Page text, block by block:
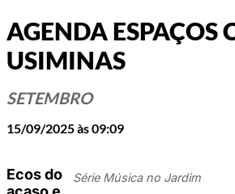
AGENDA ESPAÇOS
USIMINAS
SETEMBRO
15/09/2025 às 09:09
Série Música no Jardim
Ecos do